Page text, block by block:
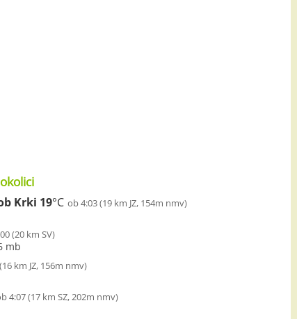
Krki 19°C ob 4:03 (19 km JZ, 154m nmv)
(20 km SV)
mb
km JZ, 156m nmv)
4:07 (17 km SZ, 202m nmv)